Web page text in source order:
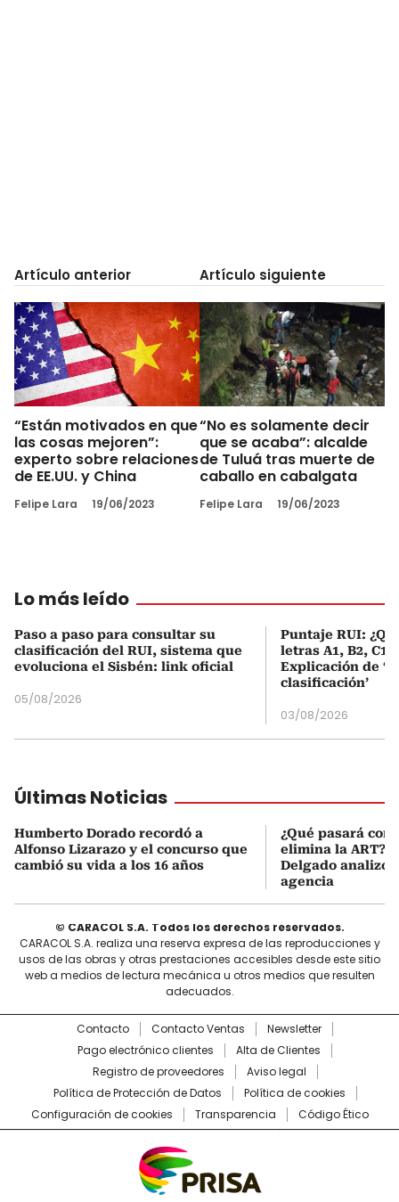
Artículo anterior
“Están motivados en que
las cosas mejoren”:
experto sobre relaciones
de EE.UU. y China
Felipe Lara 19/06/2023
Artículo siguiente
“No es solamente decir
que se acaba”: alcalde
de Tuluá tras muerte de
caballo en cabalgata
Felipe Lara 19/06/2023
Lo más leído
Paso a paso para consultar su
clasificación del RUI, sistema que
evoluciona el Sisbén: link oficial
05/08/2026
Puntaje RUI:
letras A1, B2, C1
Explicación de
clasificación’
03/08/2026
Últimas Noticias
Humberto Dorado recordó a
Alfonso Lizarazo y el concurso que
cambió su vida a los 16 años
¿Qué pasará con
elimina la ART?
Delgado analizó
agencia
© CARACOL S.A. Todos los derechos reservados.
CARACOL S.A. realiza una reserva expresa de las reproducciones y
usos de las obras y otras prestaciones accesibles desde este sitio
web a medios de lectura mecánica u otros medios que resulten
adecuados.
Contacto Contacto Ventas
Newsletter
Pago electrónico clientes
Alta de Clientes
Registro de proveedores
Aviso legal
Política de Protección de Datos
Política de cookies
Configuración de cookies
Transparencia Código Ético